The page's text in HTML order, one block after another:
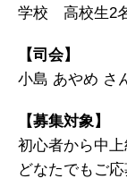
学校 高校生2
【司会】
小島 あやめ さ
【募集対象】
初心者から中
どなたでもご応